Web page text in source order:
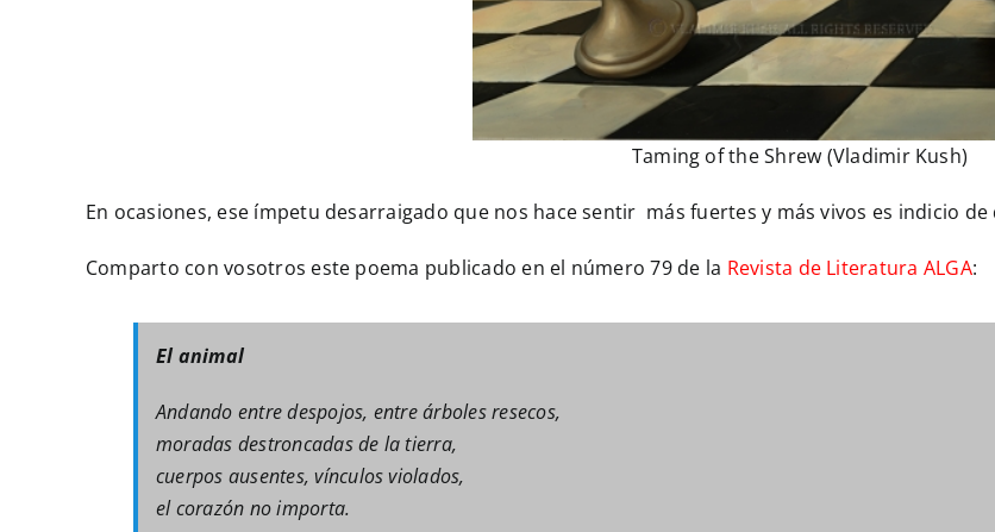
Taming of the Shrew (Vladimir Kush)
En ocasiones, ese ímpetu desarraigado que nos hace sentir más fuertes y más vivos es indicio
Comparto con vosotros este poema publicado en el número 79 de la Revista de Literatura ALGA:
El animal
Andando entre despojos, entre árboles resecos,
moradas destroncadas de la tierra,
cuerpos ausentes, vínculos violados,
el corazón no importa.